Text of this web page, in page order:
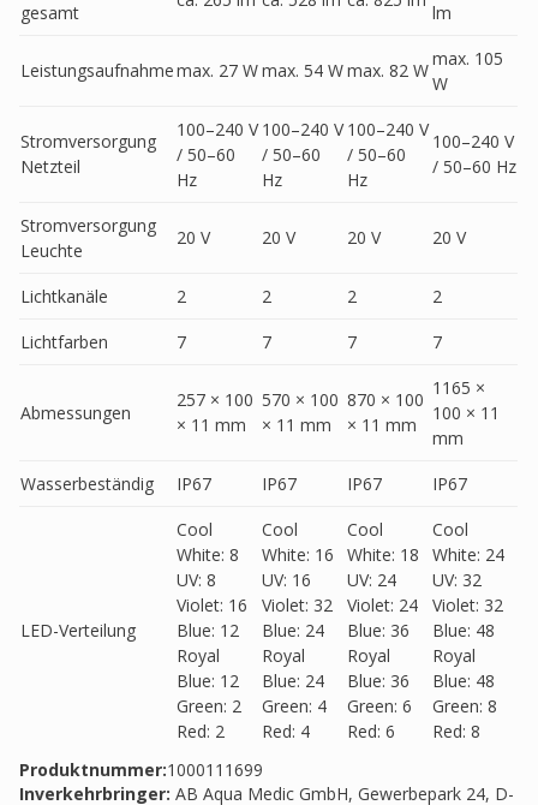
gesamt lm
Leistungsaufnahmemax. 27 Wmax. 54 Wmax. 82 W
max. 105
W
Stromversorgung
Netzteil
100–240 V
/ 50–60
Hz
100–240 V
/ 50–60
Hz
100–240 V
/ 50–60
Hz
100–240 V
/ 50–60 Hz
Stromversorgung
Leuchte
20 V 20 V 20 V 20 V
Lichtkanäle 2 2 2
2
Lichtfarben
7 7 7 7
Abmessungen
257 × 100
× 11 mm
570 × 100
× 11 mm
870 × 100
× 11 mm
1165 ×
100 × 11
mm
Wasserbeständig
IP67 IP67 IP67 IP67
LED-Verteilung
Cool
White: 8
UV: 8
Violet: 16
Blue: 12
Royal
Blue: 12
Green: 2
Red: 2
Cool
White: 16
UV: 16
Violet: 32
Blue: 24
Royal
Blue: 24
Green: 4
Red: 4
Cool
White: 18
UV: 24
Violet: 24
Blue: 36
Royal
Blue: 36
Green: 6
Red: 6
Cool
White: 24
UV: 32
Violet: 32
Blue: 48
Royal
Blue: 48
Green: 8
Red: 8
Produktnummer:1000111699
Inverkehrbringer: AB Aqua Medic GmbH, Gewerbepark 24, D-